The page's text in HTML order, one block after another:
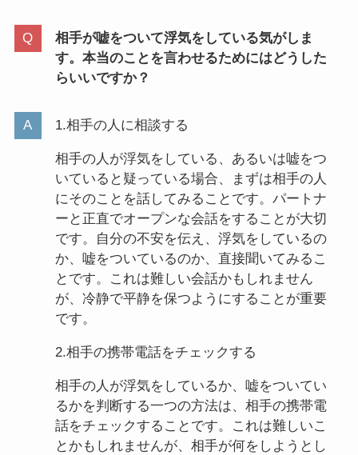
相手が嘘をついて浮気をしている気がしま
す。本当のことを言わせるためにはどうした
らいいですか？
1.相手の人に相談する
相手の人が浮気をしている、あるいは嘘をつ
いていると疑っている場合、まずは相手の人
にそのことを話してみることです。パートナ
ーと正直でオープンな会話をすることが大切
です。自分の不安を伝え、浮気をしているの
か、嘘をついているのか、直接聞いてみるこ
とです。これは難しい会話かもしれません
が、冷静で平静を保つようにすることが重要
です。
2.相手の携帯電話をチェックする
相手の人が浮気をしているか、嘘をついてい
るかを判断する一つの方法は、相手の携帯電
話をチェックすることです。これは難しいこ
とかもしれませんが、相手が何をしようとし